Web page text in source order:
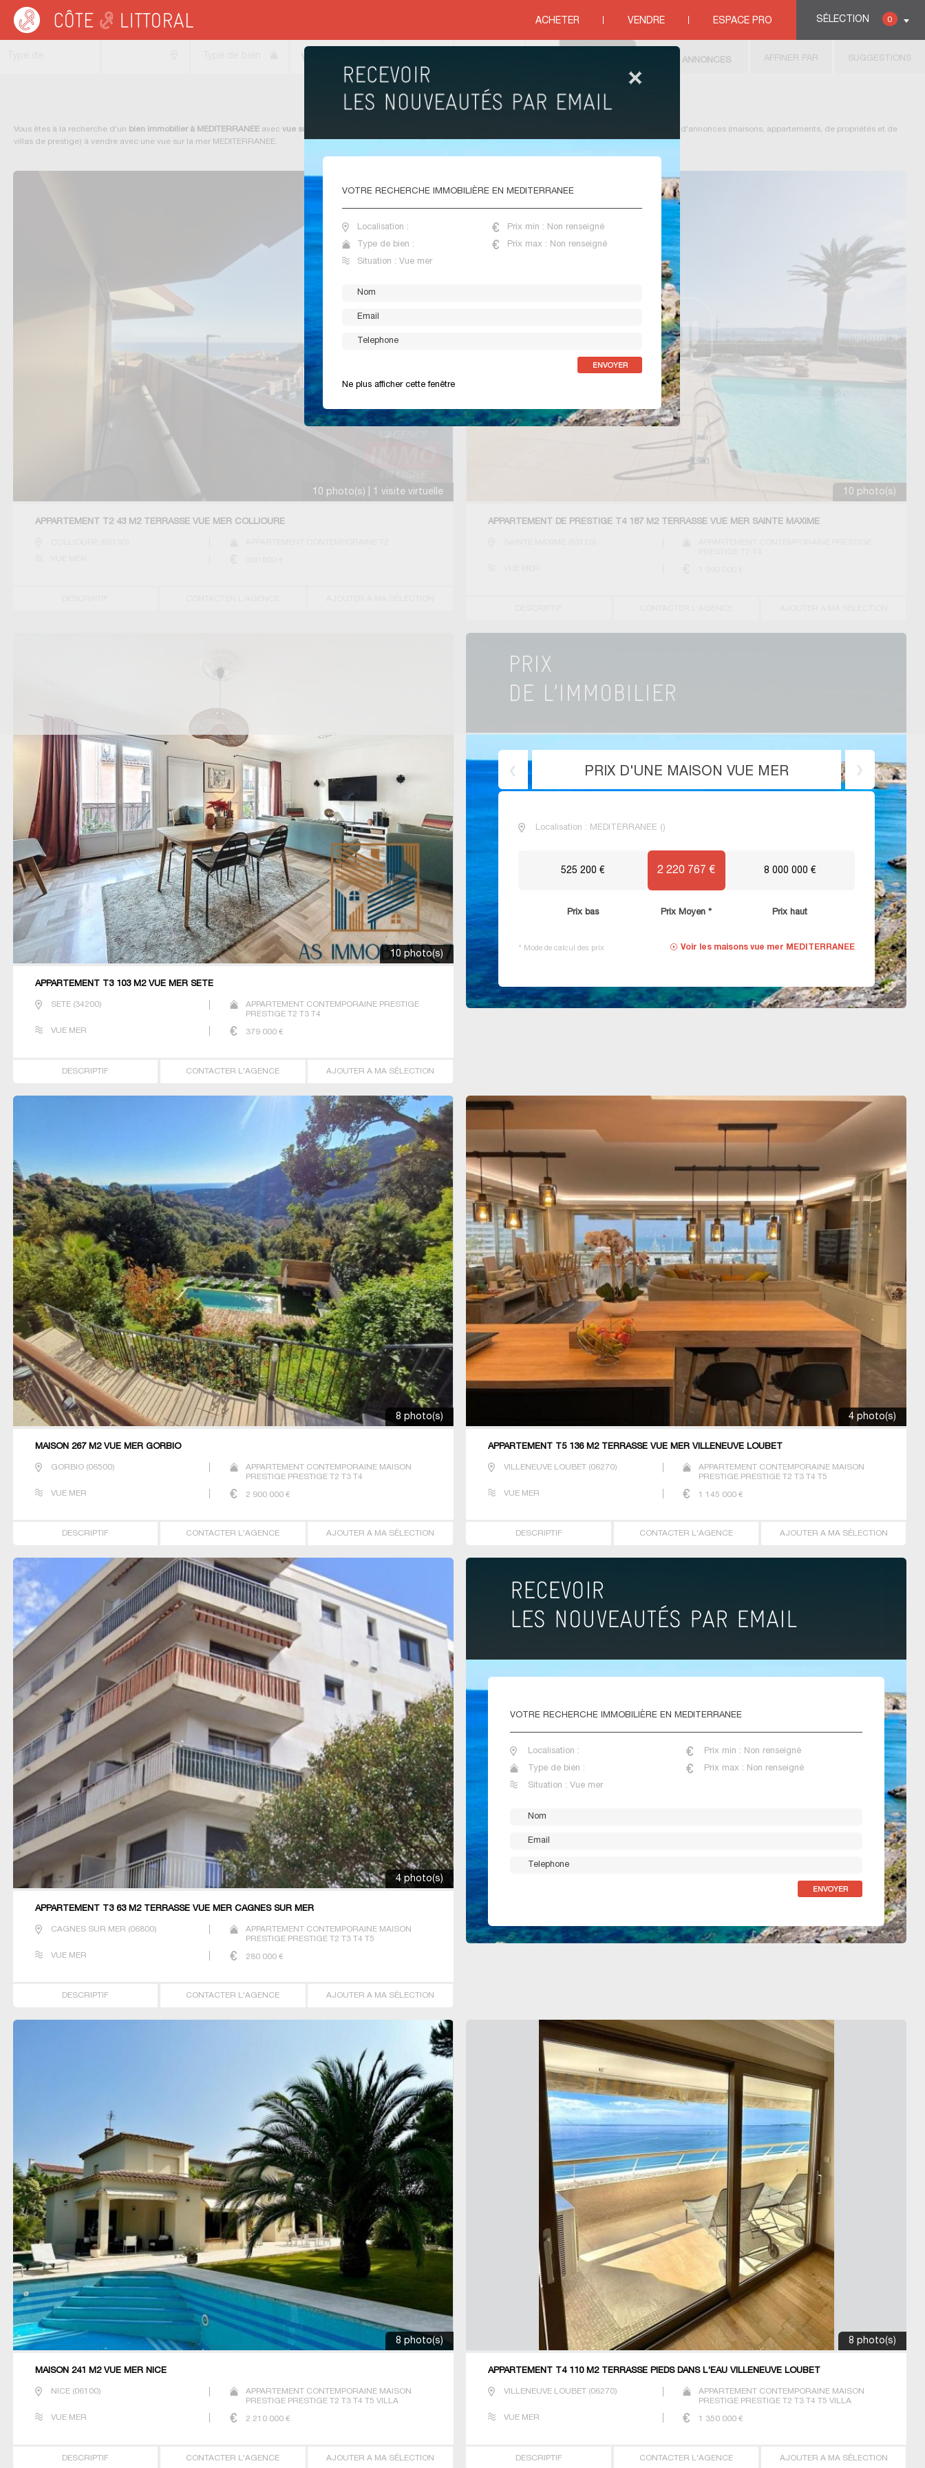
SÉLECTION 0
ACHETER VENDRE ESPACE PRO
Côte & Littoral > immobilier vue mer>MEDITERRANEE
IMMOBILIER VUE MER MEDITERRANEE
Vous êtes à la recherche d'un bien immobilier à MEDITERRANEE avecvue sur la mer , vous propose sa sélection d'annonces (maisons appartements , de propriétés et de
villas de prestige) à vendre avec une vue sur la mer MEDITERRANEE.
10 photo(s) | 1 visite virtuelle
APPARTEMENT T2 43 M2 TERRASSE VUE MER COLLIOURE
10 photo(s)
APPARTEMENT DE PRESTIGE T4 187 M2 TERRASSE VUE MER SAINTE MAXIME
10 photo(s)
APPARTEMENT T3 103 M2 VUE MER SETE
SETE(34200)
APPARTEMENT CONTEMPORAINE PRESTIGE
PRESTIGE T2 T3 T4
VUE MER 379 000€
DESCRIPTIF CONTACTER L'AGENCE AJOUTER A MA SÉLECTION
PRIX D'UNE MAISON VUE MER
Localisation : MEDITERRANEE ()
525 200 € 2 220 767 € 8 000 000 €
Prix bas Prix Moyen * Prix haut
Voir les maisons vue mer MEDITERRANEE
* Mode de calcul des prix
8 photo(s)
MAISON 267 M2 VUE MER GORBIO
GORBIO(06500)
APPARTEMENT CONTEMPORAINE MAISON
PRESTIGE PRESTIGE T2 T3 T4
VUE MER 2 900 000€
DESCRIPTIF CONTACTER L'AGENCE AJOUTER A MA SÉLECTION
4 photo(s)
APPARTEMENT T5 136 M2 TERRASSE VUE MER VILLENEUVE LOUBET
VILLENEUVE LOUBET (06270)
APPARTEMENT CONTEMPORAINE MAISON
PRESTIGE PRESTIGE T2 T3 T4 T5
VUE MER 1 145 000 €
DESCRIPTIF CONTACTER L'AGENCE AJOUTER A MA SÉLECTION
4 photo(s)
APPARTEMENT T3 63 M2 TERRASSE VUE MER CAGNES SUR MER
CAGNES SUR MER (06800)
APPARTEMENT CONTEMPORAINE MAISON
PRESTIGE PRESTIGE T2 T3 T4 T5
VUE MER 280 000€
DESCRIPTIF CONTACTER L'AGENCE AJOUTER A MA SÉLECTION
VOTRE RECHERCHE IMMOBILIÈRE EN MEDITERRANEE
Localisation : Prix min : Non renseigné
Type de bien : Prix max : Non renseigné
Situation : Vue mer
8 photo(s)
MAISON 241 M2 VUE MER NICE
NICE(06100)
APPARTEMENT CONTEMPORAINE MAISON
PRESTIGE PRESTIGE T2 T3 T4 T5 VILLA
VUE MER 2 210 000€
DESCRIPTIF CONTACTER L'AGENCE AJOUTER A MA SÉLECTION
8 photo(s)
APPARTEMENT T4 110 M2 TERRASSE PIEDS DANS L'EAU VILLENEUVE LOUBET
VILLENEUVE LOUBET (06270)
APPARTEMENT CONTEMPORAINE MAISON
PRESTIGE PRESTIGE T2 T3 T4 T5 VILLA
VUE MER 1 350 000 €
DESCRIPTIF CONTACTER L'AGENCE AJOUTER A MA SÉLECTION
Vue mer AFFINER PAR SUGGESTIONS
ANNONCES
VOTRE RECHERCHE IMMOBILIÈRE EN MEDITERRANEE
Localisation : Prix min : Non renseigné
Type de bien : Prix max : Non renseigné
Situation : Vue mer
Ne plus afficher cette fenêtre